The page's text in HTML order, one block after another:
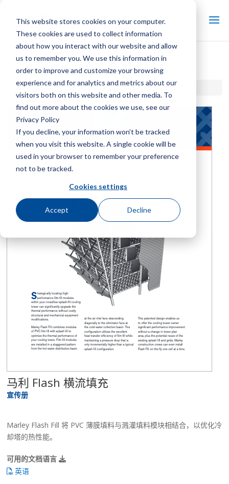
This website stores cookies on your computer.
These cookies are used to collect information
about how you interact with our website and allow
us to remember you. We use this information in
order to improve and customize your browsing
experience and for analytics and metrics about our
visitors both on this website and other media. To
find out more about the cookies we use, see our
Privacy Policy
If you decline, your information won’t be tracked
when you visit this website. A single cookie will be
used in your browser to remember your preference
not to be tracked.
Cookies settings
Accept Decline
马利 Flash 横流填充
首页 / 图书馆 /马利 Flash 横流填充
马利 Flash 横流填充
宣传册
Marley Flash Fill 将 PVC 薄膜填料与溅灌填料模块相结合，以优化冷
却塔的热性能。
可用的文档语言
英语